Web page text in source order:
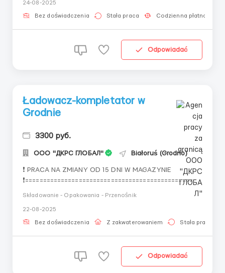
24-08-2025
Bez doświadczenia Stała praca Codzienna płatność
Odpowiadać
Ładowacz-kompletator w
Grodnie
3300 руб.
OOO "ДКРС ГЛОБАЛ" Białoruś (Grodno)
❗ PRACA NA ZMIANY OD 15 DNI W MAGAZYNIE
❗================================================✔
OFERTA PRACY ŁADOWACZ✔ Stawka od 155 do 220 Br
DOŚWIADCZENIA✔ TRANSFER DO MIEJSCA
PRZEBYWANIA=====================================
Składowanie - Opakowania - Przenośnik
22-08-2025
Bez doświadczenia Z zakwaterowaniem Stała praca
Odpowiadać